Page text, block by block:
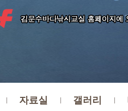
자료실 갤러리